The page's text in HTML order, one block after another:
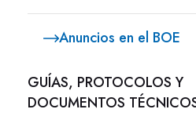
Anuncios en el BOE
GUÍAS, PROTOCOLOS Y
DOCUMENTOS